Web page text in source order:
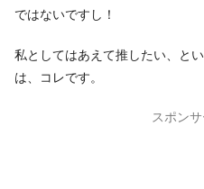
ではないですし！
私としてはあえて推したい、と
は、コレです。
スポン